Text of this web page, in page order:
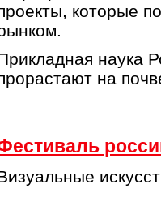
которые
наука
на